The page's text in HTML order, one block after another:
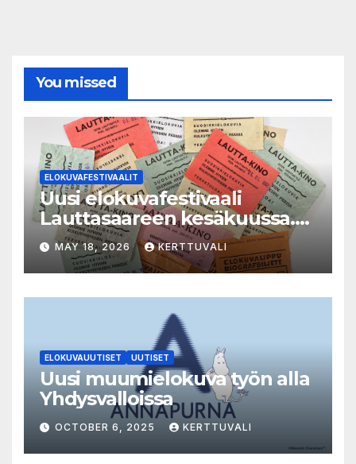
You missed
ELOKUVAFESTIVAALIT
Uusi elokuvafestivaali
Lauttasaareen kesäkuussa.
LAUTTA-KINO esittää kaikki
elokuvat 35mm-filmiltä.
MAY 18, 2026 KERTTUVALI
ELOKUVAUUTISET UUTISET
Uusi muumielokuva työn alla
Yhdysvalloissa
OCTOBER 6, 2025 KERTTUVALI